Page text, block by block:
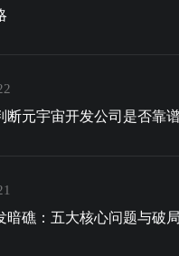
断元宇宙开发公司是否靠
暗礁：五大核心问题与破